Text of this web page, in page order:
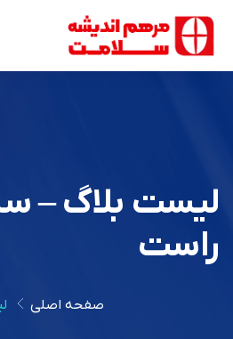
لیست بلاگ –
راست
صفحه اصلی